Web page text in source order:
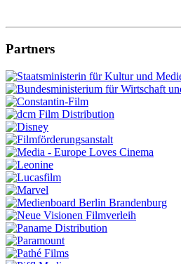
Partners